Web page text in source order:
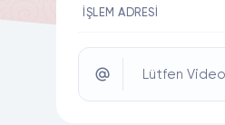
İŞLEM ADRESI
Lütfen